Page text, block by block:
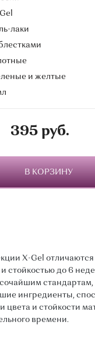
лаки
и желтые
395 руб.
В КОРЗИНУ
X-Gel
стойкостью до 6
стандартам,
ингредиенты,
цвета и стойкости
времени.